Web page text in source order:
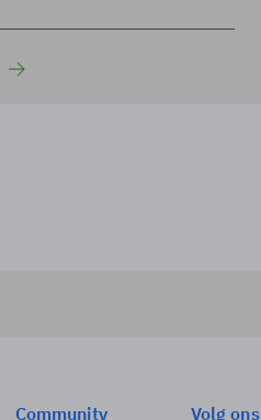
Community Volg ons